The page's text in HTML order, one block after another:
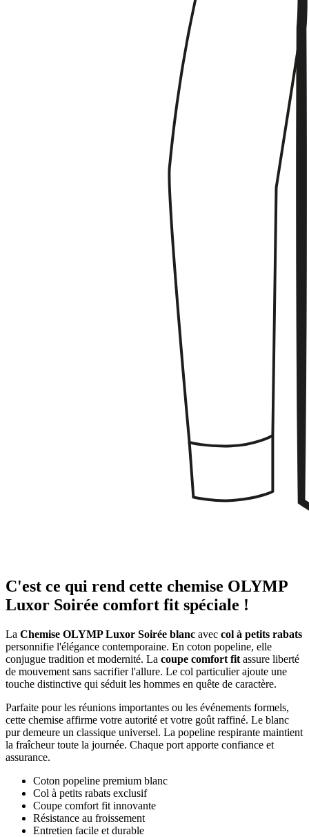
C'est ce qui rend cette chemise OLYMP
Luxor Soirée comfort fit spéciale !
La Chemise OLYMP Luxor Soirée blanc avec col à petits rabats
personnifie l'élégance contemporaine. En coton popeline, elle
conjugue tradition et modernité. La coupe comfort fit assure liberté
de mouvement sans sacrifier l'allure. Le col particulier ajoute une
touche distinctive qui séduit les hommes en quête de caractère.
Parfaite pour les réunions importantes ou les événements formels,
cette chemise affirme votre autorité et votre goût raffiné. Le blanc
pur demeure un classique universel. La popeline respirante maintient
la fraîcheur toute la journée. Chaque port apporte confiance et
assurance.
Coton popeline premium blanc
Col à petits rabats exclusif
Coupe comfort fit innovante
Résistance au froissement
Entretien facile et durable